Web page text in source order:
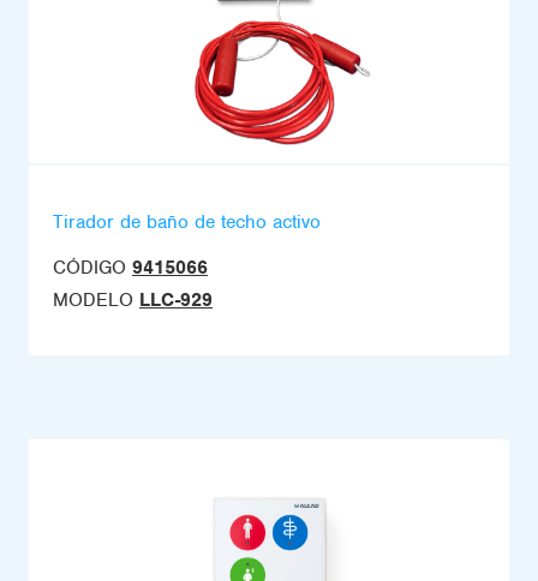
Tirador de baño de techo activo
CÓDIGO 9415066
MODELO LLC-929